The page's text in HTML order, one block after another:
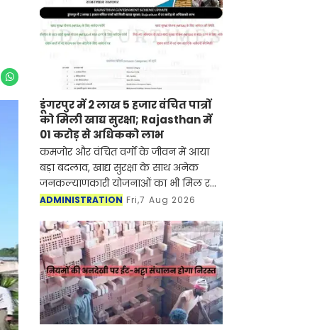
डूंगरपुर में 2 लाख 5 हजार वंचित पात्रों
को मिली खाद्य सुरक्षा; Rajasthan में
01 करोड़ से अधिकको लाभ
कमजोर और वंचित वर्गों के जीवन में आया
बड़ा बदलाव, खाद्य सुरक्षा के साथ अनेक
जनकल्याणकारी योजनाओं का भी मिल रहा
लाभ
ADMINISTRATION Fri,7 Aug 2026